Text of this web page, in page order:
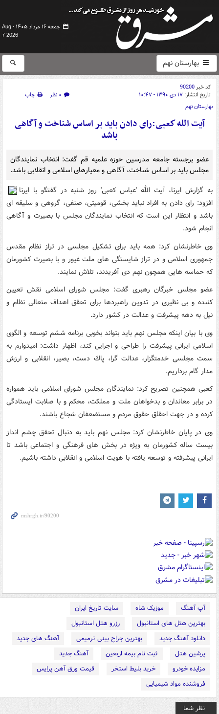
جمعه ۱۶ مرداد ۱۴۰۵ -
Aug
7 2026
بهارستان نهم
کد خبر90200
تاریخ انتشار: ۱۷ دی ۱۳۹۰ - ۱۰:۴۷ ۰ نظر
چاپ
بهارستان نهم
آیت الله كعبی:رای دادن باید بر اساس شناخت و آگاهی
باشد
عضو برجسته جامعه مدرسین حوزه علمیه قم گفت: انتخاب نمایندگان
مجلس باید بر اساس شناخت، آگاهی و معیارهای اسلامی و انقلابی باشد.
به گزارش ایرنا، آیت الله 'عباس كعبی' روز شنبه در گفتگو با ایرنا
افزود: رای دادن به افراد نباید بخشی، قومیتی، صنفی، گروهی و سلیقه ای
باشد و انتظار این است كه انتخاب نمایندگان مجلس با بصیرت و آگاهی
انجام شود.
وی خاطرنشان كرد: همه باید برای تشكیل مجلسی در تراز نظام مقدس
جمهوری اسلامی و در تراز شایستگی های ملت غیور و با بصیرت كشورمان
كه حماسه هایی همچون نهم دی آفریدند، تلاش نمایند.
عضو مجلس خبرگان رهبری گفت: مجلس شورای اسلامی نقش تعیین
كننده و بی نظیری در تدوین راهبردها برای تحقق اهداف متعالی نظام و
نیل به دهه پیشرفت و عدالت در كشور دارد.
وی با بیان اینكه مجلس نهم باید بتواند بخوبی برنامه ششم توسعه و الگوی
اسلامی ایرانی پیشرفت را طراحی و اجرایی كند، اظهار داشت: امیدوارم به
سمت مجلسی خدمتگزار، عدالت گرا، پاك دست، بصیر، انقلابی و ارزش
مدار گام برداریم.
كعبی همچنین تصریح كرد: نمایندگان مجلس شورای اسلامی باید همواره
در برابر معاندان و بدخواهان ملت و مملكت، محكم و با صلابت ایستادگی
كرده و در جهت احقاق حقوق مردم و مستضعفان شجاع باشند.
وی در پایان خاطرنشان كرد: مجلس نهم باید به دنبال تحقق چشم انداز
بیست ساله كشورمان به ویژه در بخش های فرهنگی و اجتماعی باشد تا
ایرانی پیشرفته و توسعه یافته با هویت اسلامی و انقلابی داشته باشیم.
آپ آهنگ موزیک شاه
سایت تاریخ ایران
بهترین هتل های استانبول
رزرو هتل استانبول
دانلود آهنگ جدید
بهترین جراح بینی ترمیمی
آهنگ های جدید
پرشین هتل
ثبت نام بیمه اربعین
آهنگ جدید
مزایده خودرو
خرید بلیط استخر
قیمت ورق آهن پرایس
فروشنده مواد شیمیایی
نظر شما